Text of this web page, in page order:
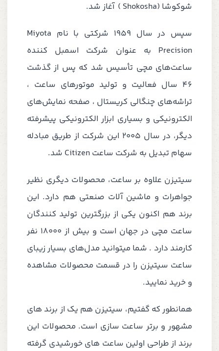
شوکوشا (Shokosha
) آغاز شد.
سپس در سال 1959 شرکتی با نام
Miyota
Precision به عنوان شرکت اسمبل کننده
ساعت‌های مچی تأسیس شد که پس از گذشت
46 سال فعالیت و تولید موتورهای ساعت ،
تراشه‌های چنگالی کریستال ، صفحه نمایش‌های
الکترونیکی و بسیاری ابزار الکترونیکی پیشرفته
دیگر، در سال 2005 این شرکت از طریق مبادله
سهام تبدیل به شرکت ساعتCitizen شد.
سیتیزن علاوه بر ساعت، محصولات دیگری نظیر
جواهرات و ماشین آلات صنعتی هم دارد. این
برند هم اکنون یکی از بزرگترین تولید کنندگان
ساعت مچی در جهان است و بیش از 18000 نفر
کارمند دارد . شما میتوانید مدل‌های بسیار زیبای
ساعت سیتیزن را در قسمت محصولات مشاهده
و خرید نمایید.
همانطور که گفتیم، سیتیزن هم یک از برند های
مشهور و برتر ساعت سازی است. محصولات این
برند از طراحی اولین ساعت های خورشیدی گرفته